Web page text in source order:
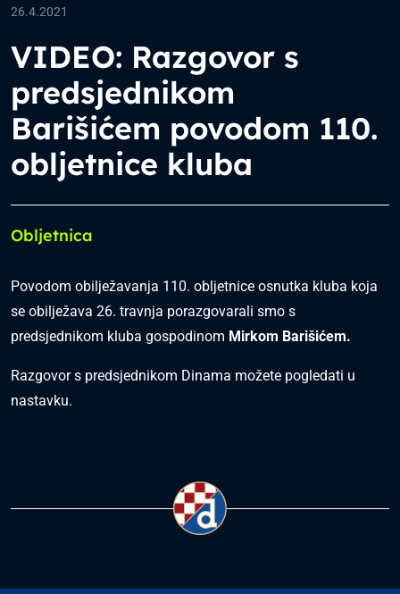
26.4.2021
VIDEO: Razgovor s
predsjednikom
Barišićem povodom 110.
obljetnice kluba
Obljetnica
Povodom obilježavanja 110. obljetnice osnutka kluba koja
se obilježava 26. travnja porazgovarali smo s
predsjednikom kluba gospodinom Mirkom Barišićem.
Razgovor s predsjednikom Dinama možete pogledati u
nastavku.